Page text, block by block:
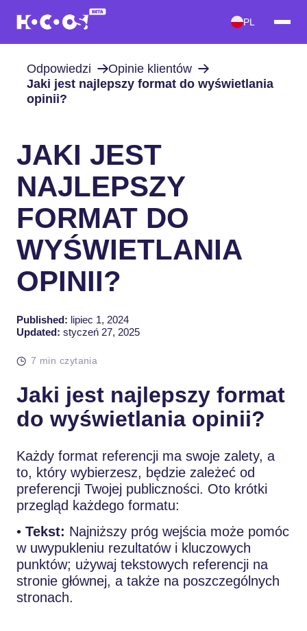
PL
Odpowiedzi
Opinie klientów
Jaki jest najlepszy format do wyświetlania
opinii?
JAKI JEST
NAJLEPSZY
FORMAT DO
WYŚWIETLANIA
OPINII?
Published: lipiec 1, 2024
Updated: styczeń 27, 2025
7 min czytania
Jaki jest najlepszy format
do wyświetlania opinii?
Każdy format referencji ma swoje zalety, a
to, który wybierzesz, będzie zależeć od
preferencji Twojej publiczności. Oto krótki
przegląd każdego formatu:
• Tekst: Najniższy próg wejścia może pomóc
w uwypukleniu rezultatów i kluczowych
punktów; używaj tekstowych referencji na
stronie głównej, a także na poszczególnych
stronach.